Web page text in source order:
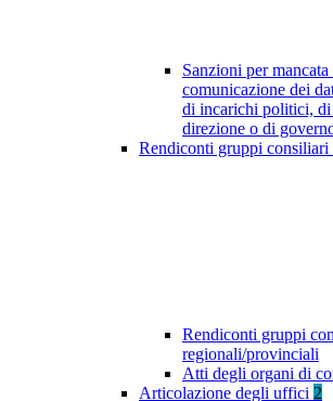
Sanzioni per
comunicazione dei
di incarichi politici, di
direzione o di
Rendiconti gruppi
Rendiconti gruppi
regionali/provinciali
Atti degli organi di
Articolazione degli uffici 2